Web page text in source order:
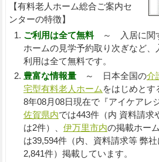
【有料老人ホーム総合ご案内セ
ンターの特徴】
ご利用は全て無料～ 入居に関す
ホームの見学予約取り次ぎなど
利用は全て無料です。
豊富な情報量～ 日本全国の介
宅型有料老人ホーム をはじめとす
8年08月08日現在で『アイケアレ
佐賀県内では443件（内 資料請求
は2件）、 伊万里市内の掲載ホー
は39,594件（内、資料請求等 弊
2,841件）掲載しています。